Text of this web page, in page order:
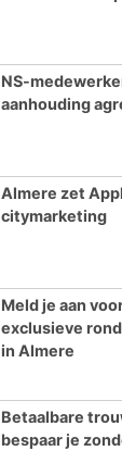
NS-
aanhouding
Almere zet
citymarketing
Meld je aan
exclusieve
in Almere
Betaalbare
bespaar je